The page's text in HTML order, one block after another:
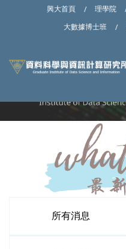
興大首頁 / 理學院
大數據博士班
/
所有消息